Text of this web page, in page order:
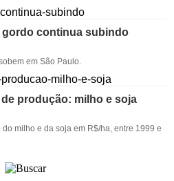
gordo continua subindo
em São Paulo.
produção: milho e soja
milho e da soja em R$/ha, entre 1999 e